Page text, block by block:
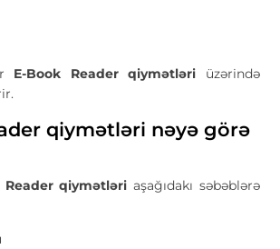
E-Book Reader qiymətləri üzərində
qiymətləri nəyə görə
Reader qiymətləri aşağıdakı səbəblərə